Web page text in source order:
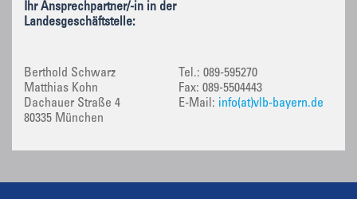
Ihr Ansprechpartner/-in in der
Landesgeschäftstelle:
Berthold Schwarz
Matthias Kohn
Dachauer Straße 4
80335 München
Tel.: 089-595270
Fax: 089-5504443
E-Mail: info(at)vlb-bayern.de